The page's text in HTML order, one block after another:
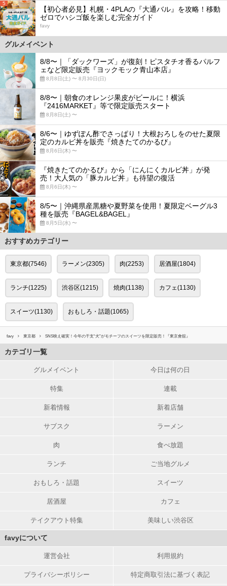
5
【初心者必見】札幌・4PLAの『大通バル』を攻略！移動
ゼロでハシゴ飯を楽しむ完全ガイド
favy
グルメイベント
8/8〜｜「ダックワーズ」が復刻！ピスタチオ香るパルフ
ェなど限定販売『ヨックモック青山本店』
8月8日(土) 〜 8月30日(日)
8/8〜｜朝食のオレンジ果皮がビールに！横浜
『2416MARKET』等で限定販売スタート
8月8日(土) 〜
8/6〜｜ゆずぽん酢でさっぱり！大根おろしをのせた夏限
定のカルビ丼を販売『焼きたてのかるび』
8月6日(木) 〜
『焼きたてのかるび』から「にんにくカルビ丼」が発
売！大人気の「豚カルビ丼」も待望の復活
8月6日(木) 〜
8/5〜｜沖縄県産黒糖や夏野菜を使用！夏限定ベーグル3
種を販売『BAGEL&BAGEL』
8月5日(水) 〜
おすすめカテゴリー
東京都(7546) ラーメン(2305) 肉(2253) 居酒屋(1804)
ランチ(1225) 渋谷区(1215) 焼肉(1138) カフェ(1130)
スイーツ(1130) おもしろ・話題(1065)
favy 東京都 SNS映え確実！今年の干支“犬”がモチーフのスイーツを限定販売！『東京會舘』
カテゴリ一覧
グルメイベント 今日は何の日
特集 連載
新着情報 新着店舗
サブスク ラーメン
肉 食べ放題
ランチ ご当地グルメ
おもしろ・話題 スイーツ
居酒屋 カフェ
テイクアウト特集 美味しい渋谷区
favyについて
運営会社 利用規約
プライバシーポリシー 特定商取引法に基づく表記